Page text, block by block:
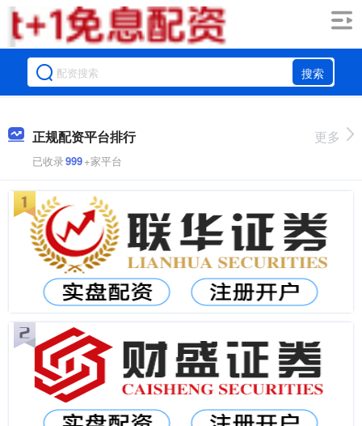
搜索
正规配资平台排行
已收录999+家平台
更多